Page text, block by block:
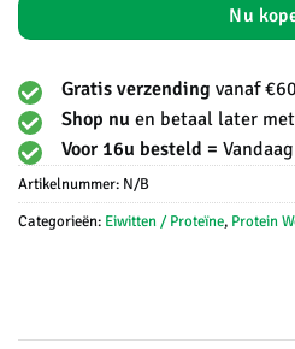
Nu
Gratis verzendingvanaf €60
Shop nuen betaal later
Voor 16u besteld =
Artikelnummer: N/B
Categorieën: Eiwitten / Proteïne, Protein